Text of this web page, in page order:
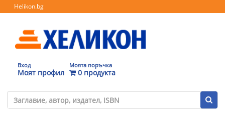
Helikon.bg
Вход
Моят профил
Моята поръчка
0 продукта